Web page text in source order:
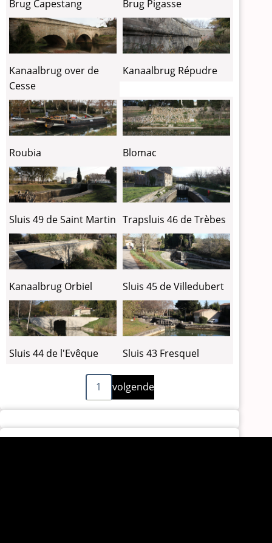
Brug Capestang Brug Pigasse
Kanaalbrug over de
Cesse
Kanaalbrug Répudre
Roubia Blomac
Sluis 49 de Saint Martin Trapsluis 46 de Trèbes
Kanaalbrug Orbiel Sluis 45 de Villedubert
Sluis 44 de l'Evêque Sluis 43 Fresquel
1
Volgende
pagina
volgende